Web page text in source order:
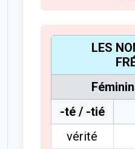
LES
-té / -tié
vérité